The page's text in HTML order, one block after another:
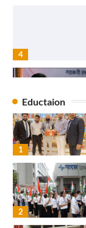
4
1
Eductaion
1
2